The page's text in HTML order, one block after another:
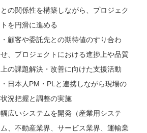
との関係性を構築しながら、プロジェク
トを円滑に進める
・顧客や委託先との期待値のすり合わ
せ、プロジェクトにおける進捗上や品質
上の課題解決・改善に向けた支援活動
・日本人PM・PLと連携しながら現場の
状況把握と調整の実施
幅広いシステムを開発（産業用システ
ム、不動産業界、サービス業界、運輸業